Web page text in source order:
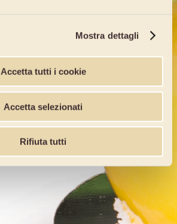
Mostra dettagli
Accetta tutti i cookie
Accetta selezionati
Rifiuta tutti